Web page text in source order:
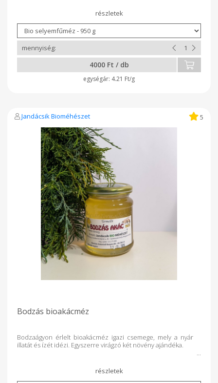
kiszerelésben árusítjuk. Saját üvegeinket (tetővel) 25 ill. 50 Ft-
os áron beszámítjuk a következő vásárláskor.
4000 Ft / db
4.21 Ft/g
Jandácsik Bioméhészet 5
Bodzás bioakácméz
Bodzaágyon érlelt bioakácméz igazi csemege, mely a nyár
illatát és ízét idézi. Egyszerre virágzó két növény ajándéka.